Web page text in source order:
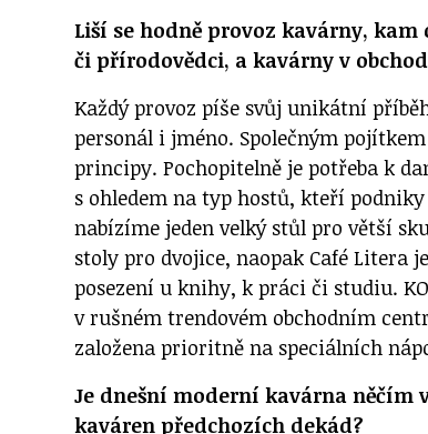
Liší se hodně provoz kavárny,
či přírodovědci, a kavárny v
Každý provoz píše svůj unikátní
personál i jméno. Společným
principy. Pochopitelně je potřeba k
s ohledem na typ hostů, kteří
nabízíme jeden velký stůl pro větší
stoly pro dvojice, naopak Café Litera
posezení u knihy, k práci či studiu.
v rušném trendovém obchodním
založena prioritně na speciálních
Je dnešní moderní kavárna něčím
kaváren předchozích dekád?